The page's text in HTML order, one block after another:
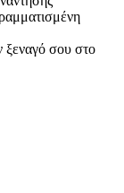
ξεναγό σου στο